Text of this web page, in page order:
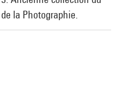
la Photographie.